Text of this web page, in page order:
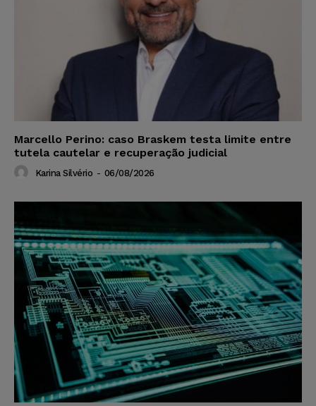
Marcello Perino: caso Braskem testa limite entre
tutela cautelar e recuperação judicial
Karina Silvério - 06/08/2026